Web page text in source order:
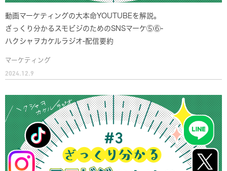
動画マーケティングの大本命YOUTUBEを解説。
ざっくり分かるスモビジのためのSNSマーケ⑤⑥-
ハクシャヲカケルラジオ-配信要約
マーケティング
2024.12.9